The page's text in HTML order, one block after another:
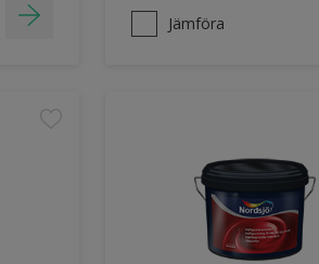
Jämföra